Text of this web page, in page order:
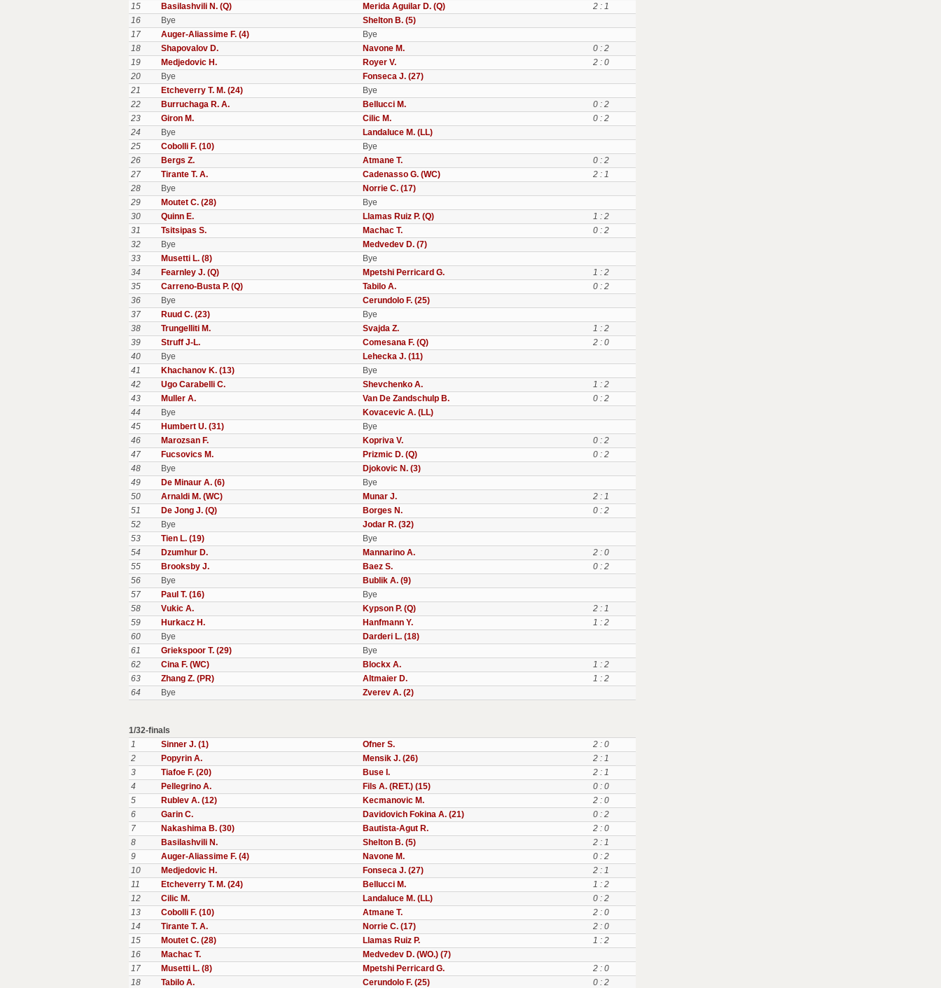
15
Basilashvili N. (Q) Merida Aguilar D. (Q)
2 : 1
16
Bye
Shelton B. (5)
17
Auger-Aliassime F. (4)
Bye
18
Shapovalov D. Navone M.
0 : 2
19
Medjedovic H. Royer V.
2 : 0
20
Bye
Fonseca J. (27)
21
Etcheverry T. M. (24)
Bye
22
Burruchaga R. A. Bellucci M.
0 : 2
23
Giron M. Cilic M.
0 : 2
24
Bye
Landaluce M. (LL)
25
Cobolli F. (10)
Bye
26
Bergs Z. Atmane T.
0 : 2
27
Tirante T. A. Cadenasso G. (WC)
2 : 1
28
Bye
Norrie C. (17)
29
Moutet C. (28)
Bye
30
Quinn E. Llamas Ruiz P. (Q)
1 : 2
31
Tsitsipas S. Machac T.
0 : 2
32
Bye
Medvedev D. (7)
33
Musetti L. (8)
Bye
34
Fearnley J. (Q) Mpetshi Perricard G.
1 : 2
35
Carreno-Busta P. (Q) Tabilo A.
0 : 2
36
Bye
Cerundolo F. (25)
37
Ruud C. (23)
Bye
38
Trungelliti M. Svajda Z.
1 : 2
39
Struff J-L. Comesana F. (Q)
2 : 0
40
Bye
Lehecka J. (11)
41
Khachanov K. (13)
Bye
42
Ugo Carabelli C. Shevchenko A.
1 : 2
43
Muller A. Van De Zandschulp B.
0 : 2
44
Bye
Kovacevic A. (LL)
45
Humbert U. (31)
Bye
46
Marozsan F. Kopriva V.
0 : 2
47
Fucsovics M. Prizmic D. (Q)
0 : 2
48
Bye
Djokovic N. (3)
49
De Minaur A. (6)
Bye
50
Arnaldi M. (WC) Munar J.
2 : 1
51
De Jong J. (Q) Borges N.
0 : 2
52
Bye
Jodar R. (32)
53
Tien L. (19)
Bye
54
Dzumhur D. Mannarino A.
2 : 0
55
Brooksby J. Baez S.
0 : 2
56
Bye
Bublik A. (9)
57
Paul T. (16)
Bye
58
Vukic A. Kypson P. (Q)
2 : 1
59
Hurkacz H. Hanfmann Y.
1 : 2
60
Bye
Darderi L. (18)
61
Griekspoor T. (29)
Bye
62
Cina F. (WC) Blockx A.
1 : 2
63
Zhang Z. (PR) Altmaier D.
1 : 2
64
Bye Zverev A. (2)
1/32-finals
1
Sinner J. (1) Ofner S.
2 : 0
2
Popyrin A. Mensik J. (26)
2 : 1
3
Tiafoe F. (20) Buse I.
2 : 1
4
Pellegrino A. Fils A. (RET.) (15)
0 : 0
5
Rublev A. (12) Kecmanovic M.
2 : 0
6
Garin C. Davidovich Fokina A. (21)
0 : 2
7
Nakashima B. (30) Bautista-Agut R.
2 : 0
8
Basilashvili N. Shelton B. (5)
2 : 1
9
Auger-Aliassime F. (4) Navone M.
0 : 2
10
Medjedovic H. Fonseca J. (27)
2 : 1
11
Etcheverry T. M. (24) Bellucci M.
1 : 2
12
Cilic M. Landaluce M. (LL)
0 : 2
13
Cobolli F. (10) Atmane T.
2 : 0
14
Tirante T. A. Norrie C. (17)
2 : 0
15
Moutet C. (28) Llamas Ruiz P.
1 : 2
16
Machac T.
Medvedev D. (WO.) (7)
17
Musetti L. (8) Mpetshi Perricard G.
2 : 0
18
Tabilo A. Cerundolo F. (25)
0 : 2